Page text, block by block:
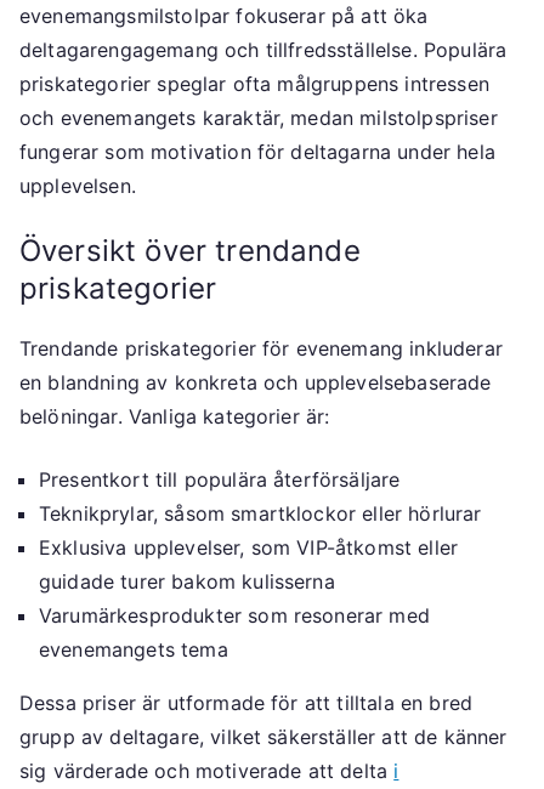
evenemangsmilstolpar fokuserar på att öka
deltagarengagemang och tillfredsställelse. Populära
priskategorier speglar ofta målgruppens intressen
och evenemangets karaktär, medan milstolpspriser
fungerar som motivation för deltagarna under hela
upplevelsen.
Översikt över trendande
priskategorier
Trendande priskategorier för evenemang inkluderar
en blandning av konkreta och upplevelsebaserade
belöningar. Vanliga kategorier är:
Presentkort till populära återförsäljare
Teknikprylar, såsom smartklockor eller hörlurar
Exklusiva upplevelser, som VIP-åtkomst eller
guidade turer bakom kulisserna
Varumärkesprodukter som resonerar med
evenemangets tema
Dessa priser är utformade för att tilltala en bred
grupp av deltagare, vilket säkerställer att de känner
sig värderade och motiverade att delta i